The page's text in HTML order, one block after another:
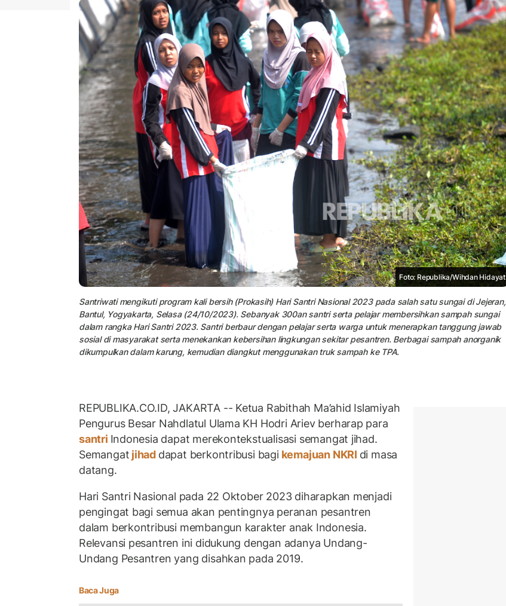
Foto: Republika/Wihdan Hidayat
Santriwati mengikuti program kali bersih (Prokasih) Hari Santri Nasional 2023 pada salah satu sungai di Jejeran,
Bantul, Yogyakarta, Selasa (24/10/2023). Sebanyak 300an santri serta pelajar membersihkan sampah sungai
dalam rangka Hari Santri 2023. Santri berbaur dengan pelajar serta warga untuk menerapkan tanggung jawab
sosial di masyarakat serta menekankan kebersihan lingkungan sekitar pesantren. Berbagai sampah anorganik
dikumpulkan dalam karung, kemudian diangkut menggunakan truk sampah ke TPA.
REPUBLIKA.CO.ID, JAKARTA -- Ketua Rabithah Ma’ahid Islamiyah
Pengurus Besar Nahdlatul Ulama KH Hodri Ariev berharap para
santri Indonesia dapat merekontekstualisasi semangat jihad.
Semangat jihad dapat berkontribusi bagikemajuan NKRI di masa
datang.
Hari Santri Nasional pada 22 Oktober 2023 diharapkan menjadi
pengingat bagi semua akan pentingnya peranan pesantren
dalam berkontribusi membangun karakter anak Indonesia.
Relevansi pesantren ini didukung dengan adanya Undang-
Undang Pesantren yang disahkan pada 2019.
Baca Juga